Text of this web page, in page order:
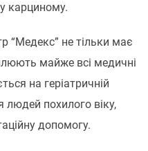
карциному.
“Медекс” не тільки має
майже всі медичні
на геріатричній
похилого віку,
допомогу.